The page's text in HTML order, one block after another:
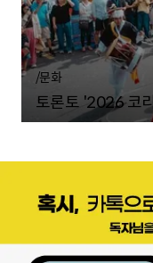
/문화
토론토 '2026 코